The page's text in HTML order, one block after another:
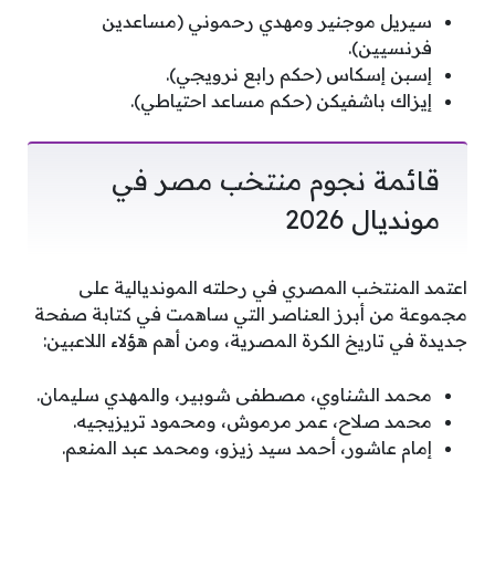
سيريل موجنير ومهدي رحموني (مساعدين
فرنسيين).
إسبن إسكاس (حكم رابع نرويجي).
إيزاك باشفيكن (حكم مساعد احتياطي).
قائمة نجوم منتخب مصر في
مونديال 2026
اعتمد المنتخب المصري في رحلته المونديالية على
مجموعة من أبرز العناصر التي ساهمت في كتابة صفحة
جديدة في تاريخ الكرة المصرية، ومن أهم هؤلاء اللاعبين:
محمد الشناوي، مصطفى شوبير، والمهدي سليمان.
محمد صلاح، عمر مرموش، ومحمود تريزيجيه.
إمام عاشور، أحمد سيد زيزو، ومحمد عبد المنعم.